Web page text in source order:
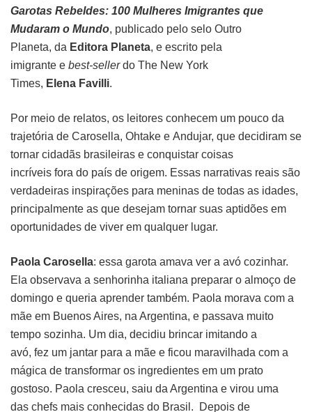
Garotas Rebeldes: 100 Mulheres Imigrantes que
Mudaram o Mundo, publicado pelo selo Outro
Planeta, da Editora Planeta, e escrito pela
imigrante e best-sellerdo The New York
Times, Elena Favilli.
Por meio de relatos, os leitores conhecem um pouco da
trajetória de Carosella, Ohtake e Andujar, que decidiram se
tornar cidadãs brasileiras e conquistar coisas
incríveis fora do país de origem. Essas narrativas reais são
verdadeiras inspirações para meninas de todas as idades,
principalmente as que desejam tornar suas aptidões em
oportunidades de viver em qualquer lugar.
Paola Carosella: essa garota amava ver a avó cozinhar.
Ela observava a senhorinha italiana preparar o almoço de
domingo e queria aprender também. Paola morava com a
mãe em Buenos Aires, na Argentina, e passava muito
tempo sozinha. Um dia, decidiu brincar imitando a
avó, fez um jantar para a mãe e ficou maravilhada com a
mágica de transformar os ingredientes em um prato
gostoso. Paola cresceu, saiu da Argentina e virou uma
das chefs mais conhecidas do Brasil. Depois de